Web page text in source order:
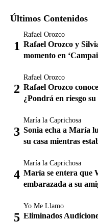
Últimos Contenidos
Rafael Orozco
Rafael Orozco y
momento en
Rafael Orozco
Rafael Orozco
¿Pondrá en riesgo
María la Caprichosa
Sonia echa a María
su casa mientras
María la Caprichosa
María se entera que
embarazada a su
Yo Me Llamo
Eliminados